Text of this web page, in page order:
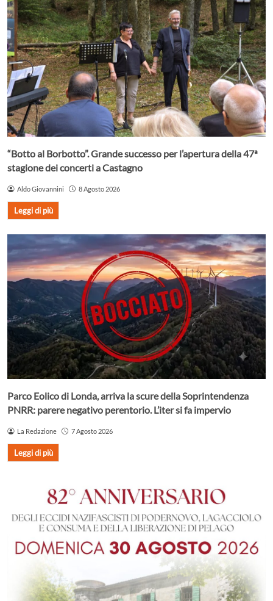
“Botto al Borbotto”. Grande successo per l’apertura della 47ª
stagione dei concerti a Castagno
Aldo Giovannini 8 Agosto 2026
Leggi di più
Parco Eolico di Londa, arriva la scure della Soprintendenza
PNRR: parere negativo perentorio. L’iter si fa impervio
La Redazione 7 Agosto 2026
Leggi di più